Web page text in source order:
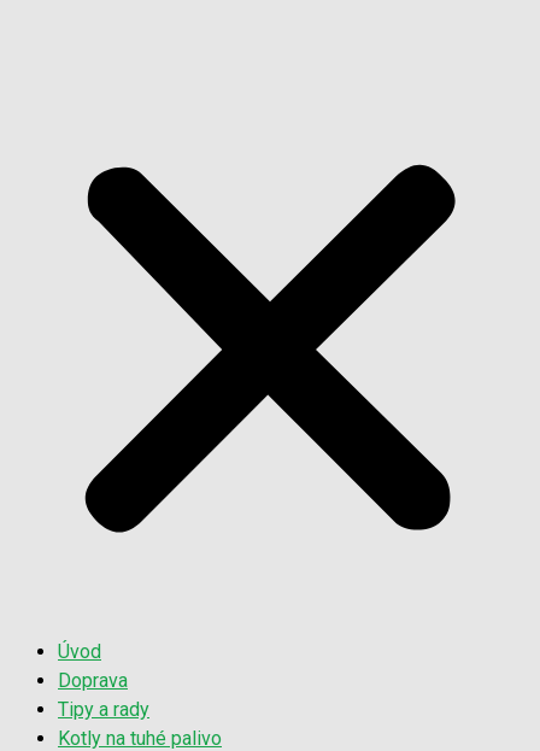
Úvod
Doprava
Tipy a rady
Kotly na tuhé palivo